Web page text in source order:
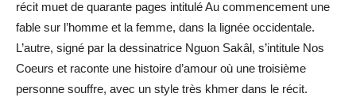
récit muet de quarante pages intitulé Au commencement une
fable sur l’homme et la femme, dans la lignée occidentale.
L’autre, signé par la dessinatrice Nguon Sakâl, s’intitule Nos
Coeurs et raconte une histoire d’amour où une troisième
personne souffre, avec un style très khmer dans le récit.